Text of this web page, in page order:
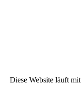
Diese Website läuft mit